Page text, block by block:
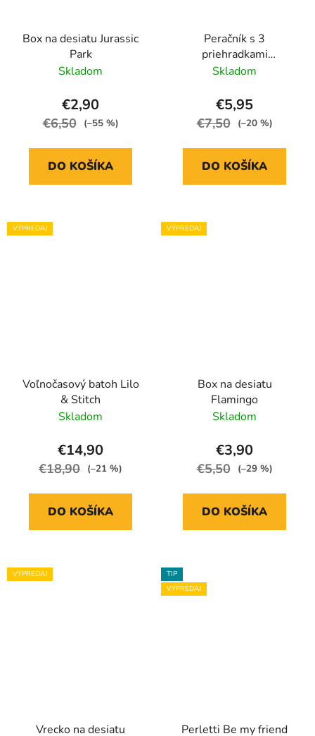
Box na desiatu Jurassic
Park
Skladom
€2,90
€6,50 (–55 %)
DO KOŠÍKA
Peračník s 3
priehradkami
Spiderman
Skladom
€5,95
€7,50 (–20 %)
DO KOŠÍKA
VÝPREDAJ
Voľnočasový batoh Lilo
& Stitch
Skladom
€14,90
€18,90 (–21 %)
DO KOŠÍKA
VÝPREDAJ
Box na desiatu
Flamingo
Skladom
€3,90
€5,50 (–29 %)
DO KOŠÍKA
VÝPREDAJ
Vrecko na desiatu
TIP
VÝPREDAJ
Perletti Be my friend